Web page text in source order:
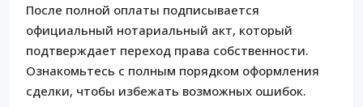
После полной оплаты подписывается
официальный нотариальный акт, который
подтверждает переход права собственности.
Ознакомьтесь с полным порядком оформления
сделки, чтобы избежать возможных ошибок.